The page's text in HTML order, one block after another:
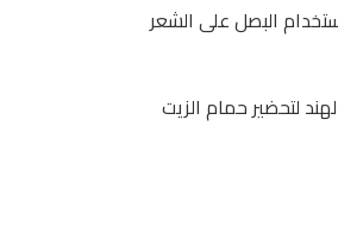
البصل على الشعر
لتحضير حمام الزيت